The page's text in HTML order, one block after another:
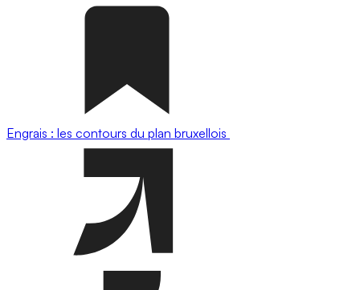
Engrais : les contours du plan bruxellois